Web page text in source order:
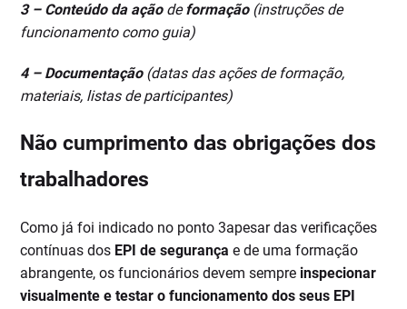
3 – Conteúdo da açãodeformação(instruções de
funcionamento como guia)
4 – Documentação(datas das ações de formação,
materiais, listas de participantes)
Não cumprimento das obrigações dos
trabalhadores
Como já foi indicado no ponto 3apesar das verificações
contínuas dos EPI de segurança e de uma formação
abrangente, os funcionários devem sempre inspecionar
visualmente e testar o funcionamento dos seus EPI